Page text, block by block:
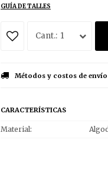
GUÍA DE TALLES
1
Métodos y costos de envío
CARACTERÍSTICAS
Material